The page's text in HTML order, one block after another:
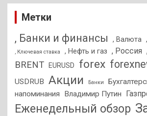
Метки
, Банки и финансы , Валюта
, Ключевая ставка , Нефть и газ , Россия
BRENT EURUSD forex
USDRUB Акции Банки
напоминания
Владимир Путин
Еженедельный обзор